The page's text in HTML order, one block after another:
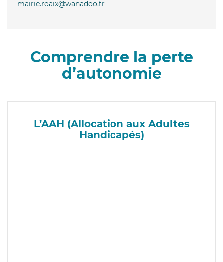
mairie.roaix@wanadoo.fr
Comprendre la perte
d’autonomie
L’AAH (Allocation aux Adultes
Handicapés)